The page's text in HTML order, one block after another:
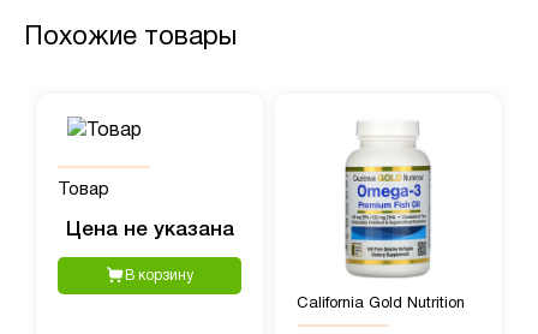
Похожие товары
Товар
Цена не указана
В корзину
California Gold Nutrition